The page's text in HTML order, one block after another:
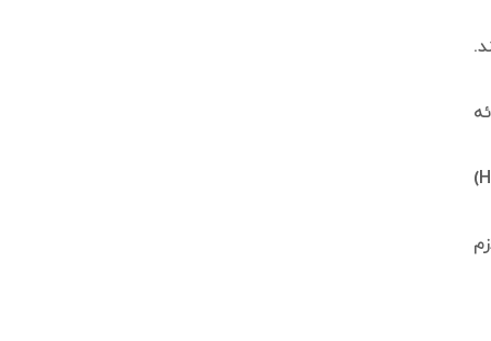
استفاده از پروتکل‌های ناامن برای انتقال داده‌ها (مانند HTTP به جای HTTPS)